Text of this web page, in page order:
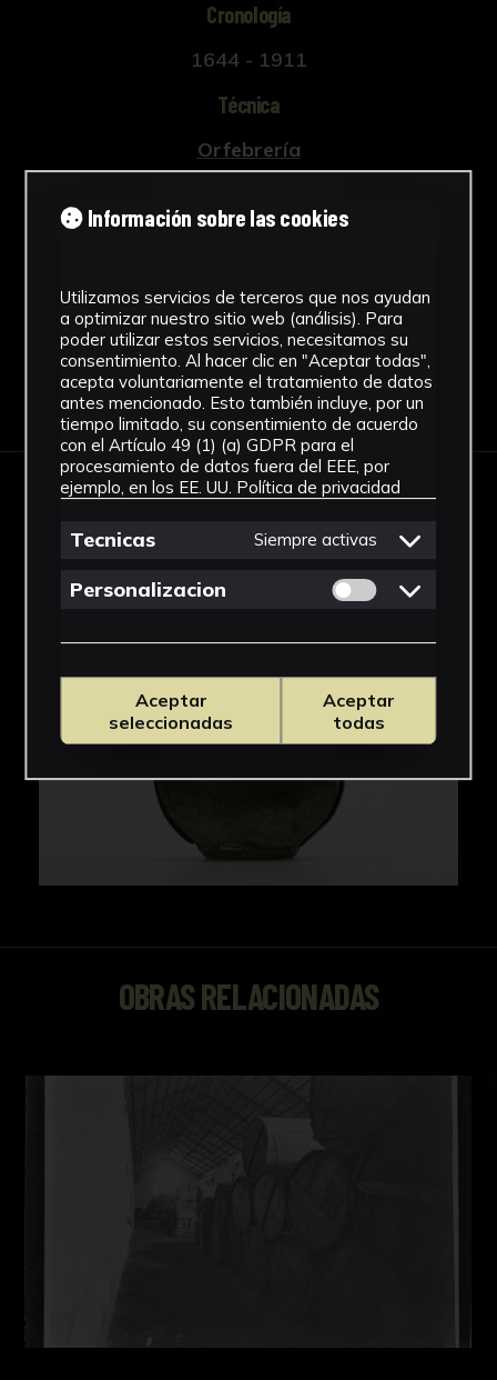
Cronología
1644 - 1911
Técnica
Orfebrería
Descargar Ficha
OBRAS RELACIONADAS
Información sobre las cookies
Utilizamos servicios de terceros que nos ayudan
a optimizar nuestro sitio web (análisis). Para
poder utilizar estos servicios, necesitamos su
consentimiento. Al hacer clic en "Aceptar todas",
acepta voluntariamente el tratamiento de datos
antes mencionado. Esto también incluye, por un
tiempo limitado, su consentimiento de acuerdo
con el Artículo 49 (1) (a) GDPR para el
procesamiento de datos fuera del EEE, por
ejemplo, en los EE. UU. Política de privacidad
Tecnicas Siempre activas
Personalizacion Permitir cookies
Aceptar
seleccionadas
Aceptar
todas